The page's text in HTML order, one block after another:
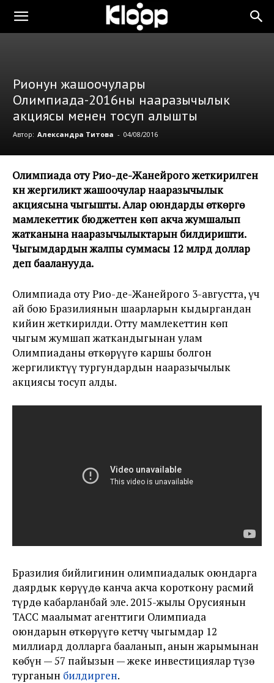
Рионун жашоочулары
Олимпиада-2016ны нааразычылык
акциясы менен тосуп алышты
Автор: Александра Титова - 04/08/2016
Олимпиада оту Рио-де-Жанейрого жеткирилген
күнү жергиликтүү жашоочулар нааразычылык
акциясына чыгышты. Алар оюндарды өткөрүүгө
мамлекеттик бюджеттен көп акча жумшалып
жатканына нааразычылыктарын билдиришти.
Чыгымдардын жалпы суммасы 12 млрд доллар
деп бааланууда.
Олимпиада оту Рио-де-Жанейрого 3-августта, үч
ай бою Бразилиянын шаарларын кыдыргандан
кийин жеткирилди. Отту мамлекеттин көп
чыгым жумшап жаткандыгынан улам
Олимпиаданы өткөрүүгө каршы болгон
жергиликтүү тургундардын нааразычылык
акциясы тосуп алды.
Бразилия бийлигинин олимпиадалык оюндарга
даярдык көрүүдө канча акча короткону расмий
түрдө кабарланбай эле. 2015-жылы Орусиянын
ТАСС маалымат агенттиги Олимпиада
оюндарын өткөрүүгө кетчү чыгымдар 12
миллиард долларга бааланып, анын жарымынан
көбүн — 57 пайызын — жеке инвестициялар түзө
турганын билдирген.